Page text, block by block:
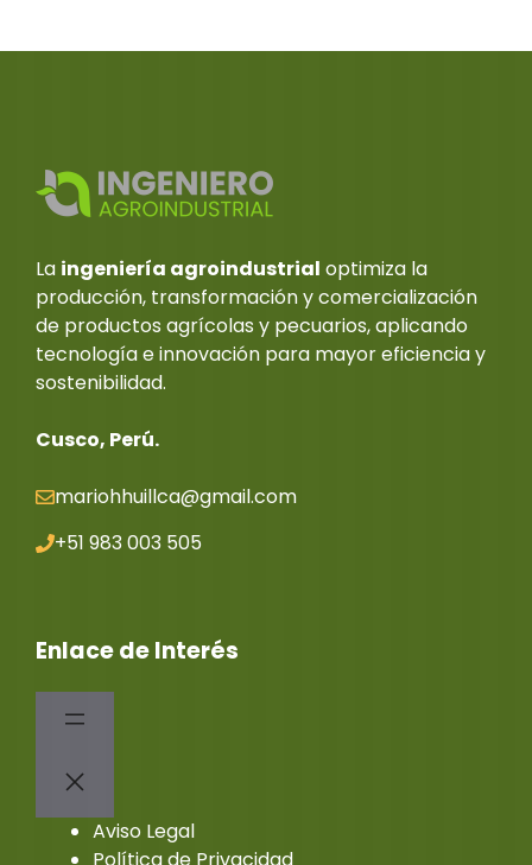
La ingeniería agroindustrial optimiza la
producción, transformación y comercialización
de productos agrícolas y pecuarios, aplicando
tecnología e innovación para mayor eficiencia y
sostenibilidad.
Cusco, Perú.
mariohhuillca@gmail.com
+51 983 003 505
Enlace de Interés
Aviso Legal
Política de Privacidad